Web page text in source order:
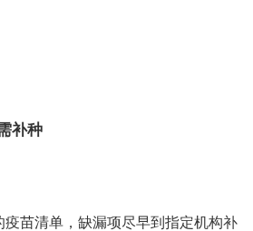
补种
苗清单，缺漏项尽早到指定机构补